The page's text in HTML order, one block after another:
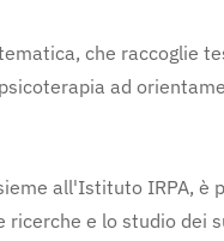
che raccoglie
ad
all'Istituto IRPA, è
ricerche e lo studio dei